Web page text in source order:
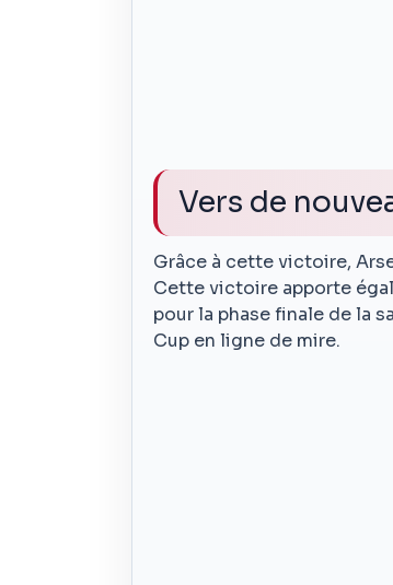
Vers de
Grâce à cette victoire,
Cette victoire apporte
pour la phase finale de la
Cup en ligne de mire.